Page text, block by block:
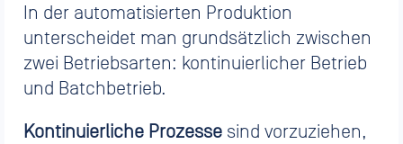
In der automatisierten Produktion
unterscheidet man grundsätzlich zwischen
zwei Betriebsarten: kontinuierlicher Betrieb
und Batchbetrieb.
Kontinuierliche Prozesse sind vorzuziehen,